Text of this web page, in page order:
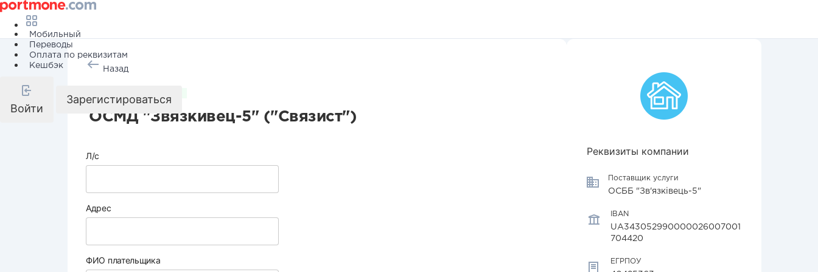
Мобильный
Переводы
Оплата по реквизитам
Кешбэк
Войти
Зарегистироваться
Назад
ОСМД "Звязкивец-5" ("Связист")
Л/с
Адрес
ФИО плательщика
Реквизиты компании
Поставщик услуги
ОСББ "Зв'язківець-5"
IBAN
UA343052990000026007001
704420
ЕГРПОУ